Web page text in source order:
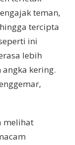
teman,
tercipta
ini
lebih
kering.
melihat